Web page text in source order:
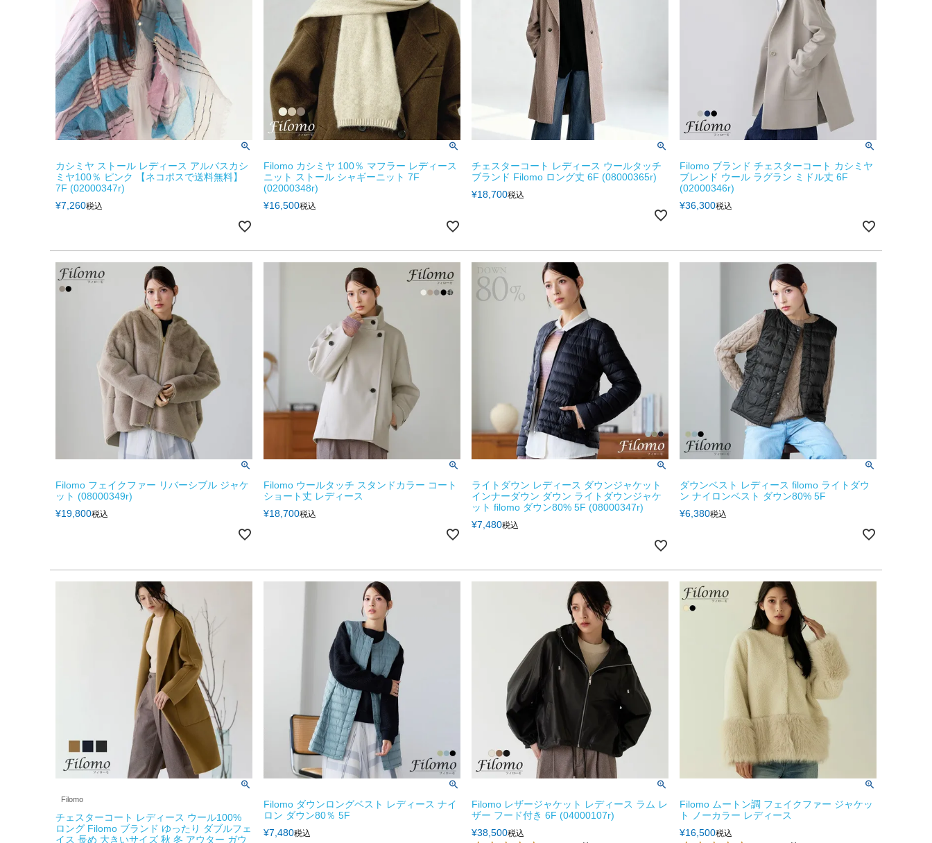
カシミヤ ストール レディース アルバスカシ
ミヤ100％ ピンク 【ネコポスで送料無料】
7F (02000347r)
¥7,260税込
Filomo カシミヤ 100％ マフラー レディース
ニット ストール シャギーニット 7F
(02000348r)
¥16,500税込
チェスターコート レディース ウールタッチ
ブランド Filomo ロング丈 6F (08000365r)
¥18,700税込
Filomo ブランド チェスターコート カシミヤ
ブレンド ウール ラグラン ミドル丈 6F
(02000346r)
¥36,300税込
Filomo フェイクファー リバーシブル ジャケ
ット (08000349r)
¥19,800税込
Filomo ウールタッチ スタンドカラー コート
ショート丈 レディース
¥18,700税込
ライトダウン レディース ダウンジャケット
インナーダウン ダウン ライトダウンジャケ
ット filomo ダウン80% 5F (08000347r)
¥7,480税込
ダウンベスト レディース filomo ライトダウ
ン ナイロンベスト ダウン80% 5F
¥6,380税込
Filomo
チェスターコート レディース ウール100%
ロング Filomo ブランド ゆったり ダブルフェ
イス 長め 大きいサイズ 秋 冬 アウター ガウ
Filomo ダウンロングベスト レディース ナイ
ロン ダウン80％ 5F
¥7,480税込
Filomo レザージャケット レディース ラム レ
ザー フード付き 6F (04000107r)
¥38,500税込
Filomo ムートン調 フェイクファー ジャケッ
ト ノーカラー レディース
¥16,500税込